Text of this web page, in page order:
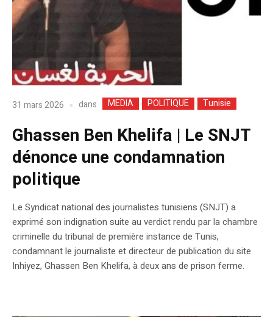
31 mars 2026 dans MEDIA POLITIQUE Tunisie
Ghassen Ben Khelifa | Le SNJT
dénonce une condamnation
politique
Le Syndicat national des journalistes tunisiens (SNJT) a
exprimé son indignation suite au verdict rendu par la chambre
criminelle du tribunal de première instance de Tunis,
condamnant le journaliste et directeur de publication du site
Inhiyez, Ghassen Ben Khelifa, à deux ans de prison ferme.